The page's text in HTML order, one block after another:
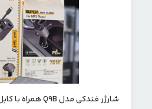
شارژر فندکی مدل Q9B همراه با کابل جمع شونده با نور RGB